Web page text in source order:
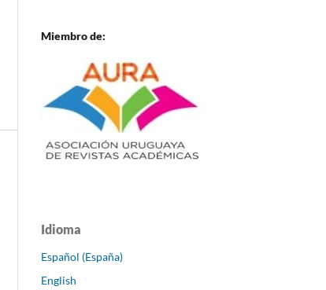
Miembro de:
Idioma
Español (España)
English